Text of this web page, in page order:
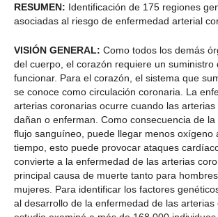
RESUMEN: Identificación de 175 regiones
asociadas al riesgo de enfermedad arterial
VISIÓN GENERAL: Como todos los demás
del cuerpo, el corazón requiere un suministro
funcionar. Para el corazón, el sistema que
se conoce como circulación coronaria. La
arterias coronarias ocurre cuando las
dañan o enferman. Como consecuencia de
flujo sanguíneo, puede llegar menos oxígeno
tiempo, esto puede provocar ataques
convierte a la enfermedad de las arterias
principal causa de muerte tanto para
mujeres. Para identificar los factores
al desarrollo de la enfermedad de las arterias